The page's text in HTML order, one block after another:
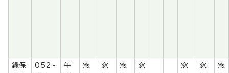
緑保
052-
午
窓
窓
窓
窓
窓
窓
窓